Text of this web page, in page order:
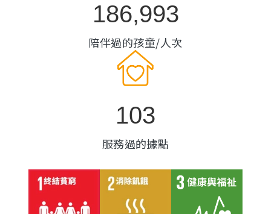
186,993
陪伴過的孩童/人次
103
服務過的據點